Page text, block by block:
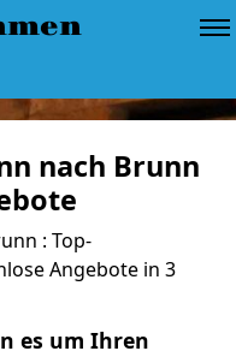
nach Brunn
: Top-
Angebote in 3
es um Ihren